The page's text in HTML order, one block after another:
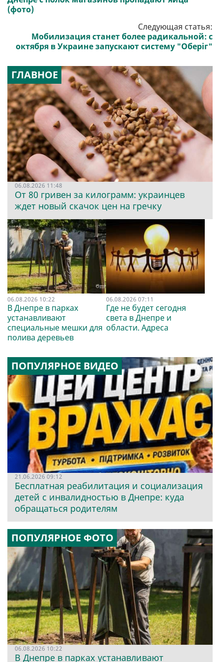
(фото)
Следующая статья:
Мобилизация станет более радикальной: с
октября в Украине запускают систему "Оберіг"
ГЛАВНОЕ
06.08.2026 11:48
От 80 гривен за килограмм: украинцев
ждет новый скачок цен на гречку
06.08.2026 10:22
В Днепре в парках
устанавливают
специальные мешки для
полива деревьев
06.08.2026 07:11
Где не будет сегодня
света в Днепре и
области. Адреса
ПОПУЛЯРНОЕ ВИДЕО
21.06.2026 09:12
Бесплатная реабилитация и социализация
детей с инвалидностью в Днепре: куда
обращаться родителям
ПОПУЛЯРНОЕ ФОТО
06.08.2026 10:22
В Днепре в парках устанавливают